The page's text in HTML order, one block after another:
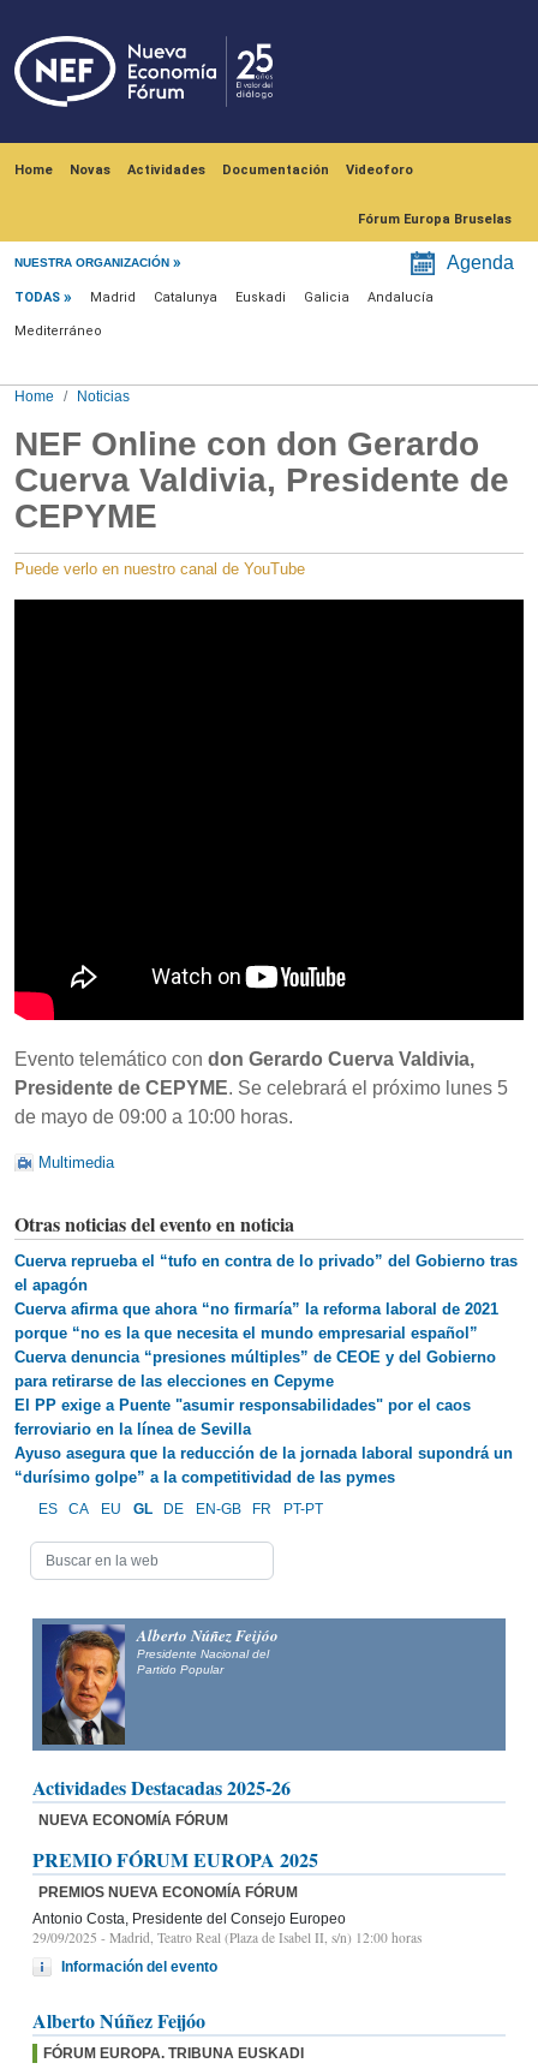
Home Novas Actividades Documentación Videoforo
Fórum Europa Bruselas
NUESTRA ORGANIZACIÓN Agenda
Menú noticias
TODAS Madrid Catalunya Euskadi Galicia Andalucía
Mediterráneo
Home Noticias
NEF Online con don Gerardo
Cuerva Valdivia, Presidente de
CEPYME
Puede verlo en nuestro canal de YouTube
Evento telemático con don Gerardo Cuerva Valdivia,
Presidente de CEPYME. Se celebrará el próximo lunes 5
de mayo de 09:00 a 10:00 horas.
Multimedia
Otras noticias del evento en noticia
Cuerva reprueba el “tufo en contra de lo privado” del Gobierno tras
el apagón
Cuerva afirma que ahora “no firmaría” la reforma laboral de 2021
porque “no es la que necesita el mundo empresarial español”
Cuerva denuncia “presiones múltiples” de CEOE y del Gobierno
para retirarse de las elecciones en Cepyme
El PP exige a Puente "asumir responsabilidades" por el caos
ferroviario en la línea de Sevilla
Ayuso asegura que la reducción de la jornada laboral supondrá un
“durísimo golpe” a la competitividad de las pymes
ES CA EU GL DE EN-GB FR PT-PT
Alberto Núñez Feijóo
Presidente Nacional del
Partido Popular
Actividades Destacadas 2025-26
NUEVA ECONOMÍA FÓRUM
PREMIO FÓRUM EUROPA 2025
PREMIOS NUEVA ECONOMÍA FÓRUM
Antonio Costa, Presidente del Consejo Europeo
29/09/2025 - Madrid, Teatro Real (Plaza de Isabel II, s/n) 12:00 horas
Información del evento
Alberto Núñez Feijóo
FÓRUM EUROPA. TRIBUNA EUSKADI